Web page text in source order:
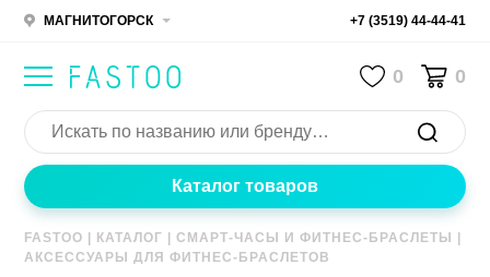
МАГНИТОГОРСК +7 (3519) 44-44-41
0 0
Каталог товаров
FASTOO КАТАЛОГ |СМАРТ-ЧАСЫ И ФИТНЕС-БРАСЛЕТЫ
АКСЕССУАРЫ ДЛЯ ФИТНЕС-БРАСЛЕТОВ